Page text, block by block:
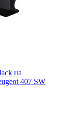
на
407 SW